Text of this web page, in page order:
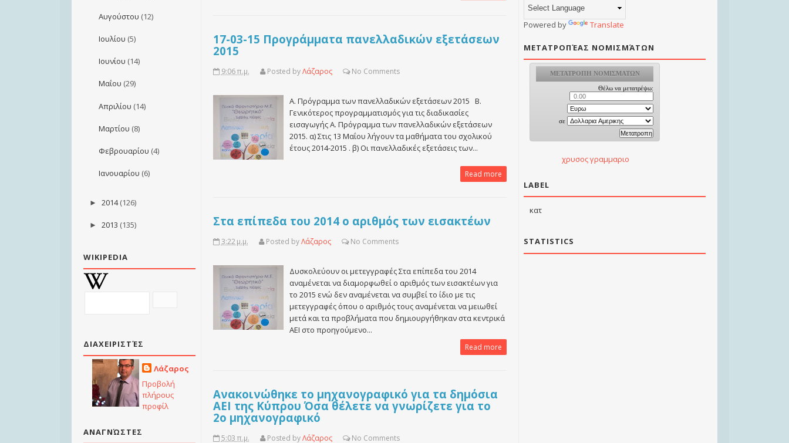
Αυγούστου (12)
Ιουλίου (5)
Ιουνίου (14)
Μαΐου (29)
Απριλίου (14)
Μαρτίου (8)
Φεβρουαρίου (4)
Ιανουαρίου (6)
► 2014 (126)
► 2013 (135)
WIKIPEDIA
ΔΙΑΧΕΙΡΙΣΤΈΣ
Λάζαρος
Προβολή
πλήρους
προφίλ
ΑΝΑΓΝΏΣΤΕΣ
17-03-15 Προγράμματα πανελλαδικών εξετάσεων
2015
9:06 π.μ. Posted byΛάζαρος No Comments
Α. Πρόγραμμα των πανελλαδικών εξετάσεων 2015 Β.
Γενικότερος προγραμματισμός για τις διαδικασίες
εισαγωγής Α. Πρόγραμμα των πανελλαδικών εξετάσεων
2015. α) Στις 13 Μαΐου λήγουν τα μαθήματα του σχολικού
έτους 2014-2015 . β) Οι πανελλαδικές εξετάσεις των...
Read more
Στα επίπεδα του 2014 ο αριθμός των εισακτέων
3:22 μ.μ. Posted byΛάζαρος No Comments
Δυσκολεύουν οι μετεγγραφές Στα επίπεδα του 2014
αναμένεται να διαμορφωθεί ο αριθμός των εισακτέων για
το 2015 ενώ δεν αναμένεται να συμβεί το ίδιο με τις
μετεγγραφές όπου ο αριθμός τους αναμένεται να μειωθεί
μετά και τα προβλήματα που δημιουργήθηκαν στα κεντρικά
ΑΕΙ στο προηγούμενο...
Read more
Ανακοινώθηκε το μηχανογραφικό για τα δημόσια
ΑΕΙ της Κύπρου Όσα θέλετε να γνωρίζετε για το
2ο μηχανογραφικό
5:03 π.μ. Posted byΛάζαρος No Comments
Powered by Translate
ΜΕΤΑΤΡΟΠΈΑΣ ΝΟΜΙΣΜΆΤΩΝ
χρυσος γραμμαριο
LABEL
κατ
STATISTICS